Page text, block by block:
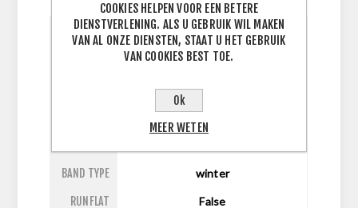
BREEDTE
235J
BAND TYPE winter
RUNFLAT
False
COOKIES HELPEN VOOR EEN BETERE
DIENSTVERLENING. ALS U GEBRUIK WIL MAKEN
VAN AL ONZE DIENSTEN, STAAT U HET GEBRUIK
VAN COOKIES BEST TOE.
Ok
MEER WETEN